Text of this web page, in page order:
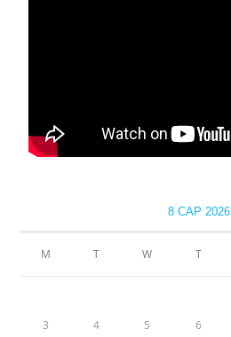
8 САР 2026
М Т W Т
3 4 5 6